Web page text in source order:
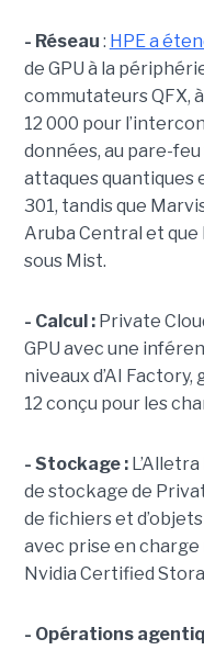
- Réseau : HPE a
de GPU à la
commutateurs QFX,
12 000 pour
données, au pare-
attaques quantiques
301, tandis que
Aruba Central et que
sous Mist.
- Calcul :Private
GPU avec une
niveaux d’AI
12 conçu pour les
- Stockage :
de stockage de
de fichiers et
avec prise en
Nvidia Certified
- Opérations